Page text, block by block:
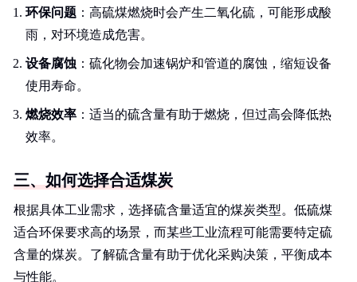
环保问题 ：高硫煤燃烧时会产生二氧化硫，可能形成酸
雨，对环境造成危害。
设备腐蚀 ：硫化物会加速锅炉和管道的腐蚀，缩短设备
使用寿命。
燃烧效率 ：适当的硫含量有助于燃烧，但过高会降低热
效率。
三、如何选择合适煤炭
根据具体工业需求，选择硫含量适宜的煤炭类型。低硫煤
适合环保要求高的场景，而某些工业流程可能需要特定硫
含量的煤炭。了解硫含量有助于优化采购决策，平衡成本
与性能。